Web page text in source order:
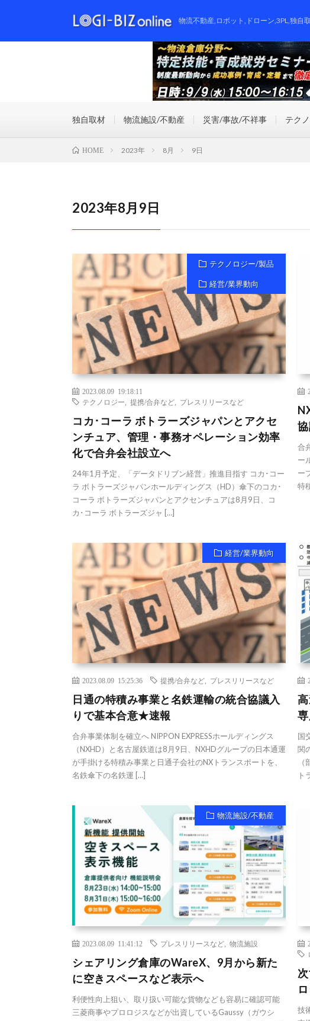
物流不動産,ロボット,ドローン,3PL,独自
独自取材 物流施設/不動産 災害/事故/不祥事 テク
HOME 2023年 8月 9日
2023年8月9日
テクノロジー/製品
経営/業界動向
2023.08.09 19:18:11
テクノロジー
提携/合弁など プレスリリースなど
コカ･コーラ ボトラーズジャパンとアクセ
ンチュア、管理・事務オペレーション効率
化で合弁会社設立へ
24年1月予定、「データドリブン経営」推進目指す コカ･コー
ラ ボトラーズジャパンホールディングス（HD）傘下のコカ･
コーラ ボトラーズジャパンとアクセンチュアは8月9日、コ
カ･コーラ ボトラーズジャ […]
合
ー
ー
特
経営/業界動向
2023.08.09 15:25:36 提携/合弁など プレスリリースなど
日通の特積み事業と名鉄運輸の統合協議入
りで基本合意★速報
合弁事業体制を確立へ NIPPON EXPRESSホールディングス
（NXHD）と名古屋鉄道は8月9日、NXHDグループの日本通運
が手掛ける特積み事業と日通子会社のNXトランスポートを、
名鉄傘下の名鉄運 […]
国
関
ト
物流施設/不動産
2023.08.09 11:41:12 プレスリリースなど 物流施設
シェアリング倉庫のWareX、9月から新た
に空きスペースなど表示へ
利便性向上狙い、取り扱い可能な貨物なども容易に確認可能
三菱商事やプロロジスなどが出資しているGaussy（ガウシ
技